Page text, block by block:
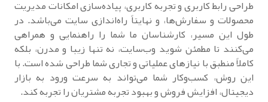
طراحی رابط کاربری و تجربه کاربری، پیاده‌سازی امکانات مدیریت
محصولات و سفارش‌ها، و نهایتاً راه‌اندازی سایت می‌باشد. در
طول این مسیر، کارشناسان ما شما را راهنمایی و همراهی
می‌کنند تا مطمئن شوید وب‌سایت، نه تنها زیبا و مدرن، بلکه
کاملاً منطبق با نیازهای عملیاتی و تجاری شما طراحی شده است. با
این روش، کسب‌وکار شما می‌تواند به سرعت ورود به بازار
دیجیتال، افزایش فروش و بهبود تجربه مشتریان را تجربه کند.